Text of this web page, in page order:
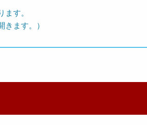
す。
きます。）